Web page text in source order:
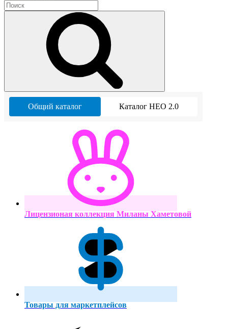
Общий каталог Каталог НЕО 2.0
Лицензионая коллекция Миланы Хаметовой
Товары для маркетплейсов